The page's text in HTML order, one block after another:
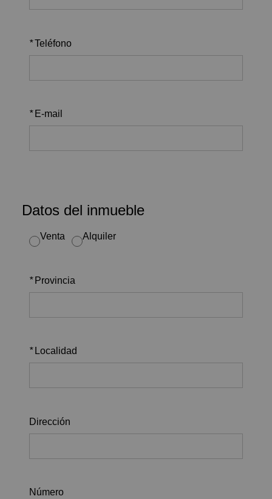
*Teléfono
* E-mail
Datos del inmueble
Venta Alquiler
* Provincia
* Localidad
Dirección
Número